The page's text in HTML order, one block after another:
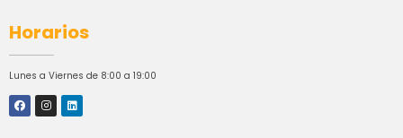
Horarios
Lunes a Viernes de 8:00 a 19:00